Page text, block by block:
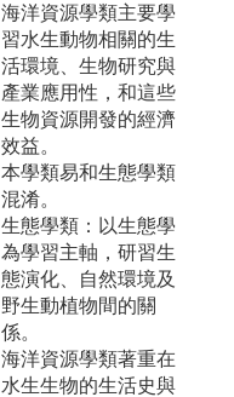
海洋資源學類主要學
習水生動物相關的生
活環境、生物研究與
產業應用性，和這些
生物資源開發的經濟
效益。
本學類易和生態學類
混淆。
生態學類：以生態學
為學習主軸，研習生
態演化、自然環境及
野生動植物間的關
係。
海洋資源學類著重在
水生生物的生活史與